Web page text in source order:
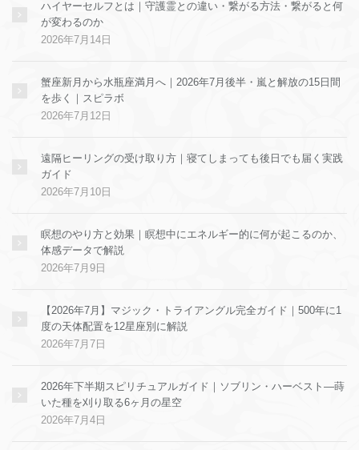
ハイヤーセルフとは｜守護霊との違い・繋がる方法・繋がると何
が変わるのか
2026年7月14日
蟹座新月から水瓶座満月へ｜2026年7月後半・嵐と解放の15日間
を歩く｜スピラボ
2026年7月12日
遠隔ヒーリングの受け取り方｜寝てしまっても後日でも届く実践
ガイド
2026年7月10日
瞑想のやり方と効果｜瞑想中にエネルギー的に何が起こるのか、
体感データで解説
2026年7月9日
【2026年7月】マジック・トライアングル完全ガイド｜500年に1
度の天体配置を12星座別に解説
2026年7月7日
2026年下半期スピリチュアルガイド｜ソブリン・ハーベスト—蒔
いた種を刈り取る6ヶ月の星空
2026年7月4日